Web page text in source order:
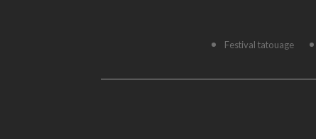
Festival tatouage